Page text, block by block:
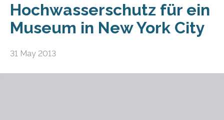
Hochwasserschutz für ein
Museum in New York City
31 May 2013